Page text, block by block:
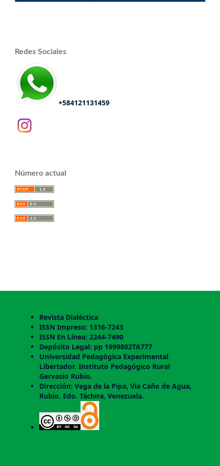
Redes Sociales
+584121131459
Número actual
Revista Dialéctica
ISSN Impreso: 1316-7243
ISSN En Línea: 2244-7490
Depósito Legal: pp 1999802TA777
Universidad Pedagógica Experimental
Libertador. Instituto Pedagógico Rural
Gervasio Rubio.
Dirección: Vega de la Pipa, Via Caño de Agua,
Rubio. Edo. Táchira, Venezuela.